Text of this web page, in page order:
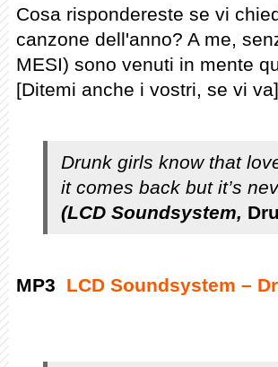
Cosa rispondereste se vi
canzone dell'anno? A me,
MESI) sono venuti in mente
[Ditemi anche i vostri, se vi va]
Drunk girls know that
it comes back but it’s
(LCD Soundsystem,
MP3 LCD Soundsystem –